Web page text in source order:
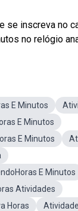
se inscreva no
no relógio
E Minutos
E Minutos
E Minutos
E Minutos
Atividades
Horas